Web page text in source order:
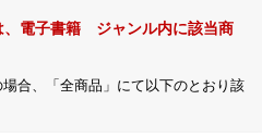
、電子書籍 ジャンル内に該当商
合、「全商品」にて以下のとおり該